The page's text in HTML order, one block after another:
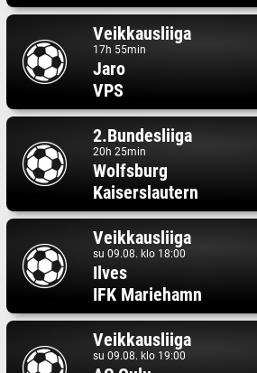
Veikkausliiga
17h 55min
Jaro
VPS
2.Bundesliiga
20h 25min
Wolfsburg
Kaiserslautern
Veikkausliiga
su 09.08. klo 18:00
Ilves
IFK Mariehamn
Veikkausliiga
su 09.08. klo 19:00